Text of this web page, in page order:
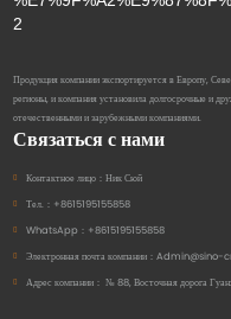
Продукция компании экспортируется в Европу,
регионы, и компания установила долгосрочные и
отечественными и зарубежными компаниями.
Связаться с нами
Контактное лицо： Ник Сюй
Тел.： +8615195155858
WhatsApp： +8615195155858
Электронная почта компании： Admin@sino-
Адрес компании： № 88, Восточная дорога